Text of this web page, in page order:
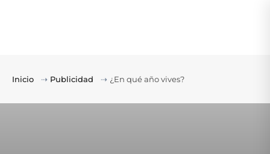
Inicio ⇢ Publicidad ⇢ ¿En qué año vives?